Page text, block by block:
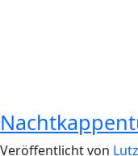
Veröffentlicht von